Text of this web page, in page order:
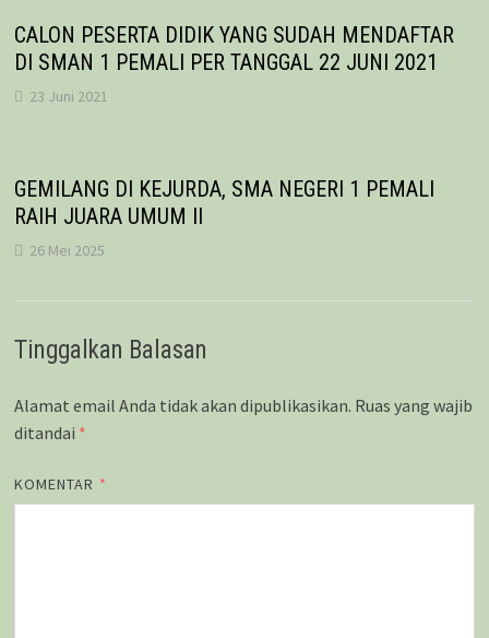
CALON PESERTA DIDIK YANG SUDAH MENDAFTAR
DI SMAN 1 PEMALI PER TANGGAL 22 JUNI 2021
23 Juni 2021
GEMILANG DI KEJURDA, SMA NEGERI 1 PEMALI
RAIH JUARA UMUM II
26 Mei 2025
Tinggalkan Balasan
Alamat email Anda tidak akan dipublikasikan. Ruas yang wajib
ditandai *
KOMENTAR *